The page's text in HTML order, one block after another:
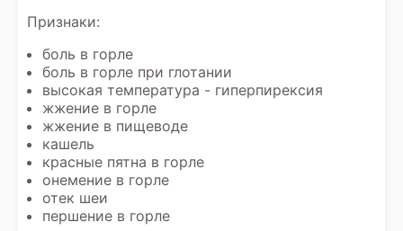
Признаки:
боль в горле
боль в горле при глотании
высокая температура - гиперпирексия
жжение в горле
жжение в пищеводе
кашель
красные пятна в горле
онемение в горле
отек шеи
першение в горле